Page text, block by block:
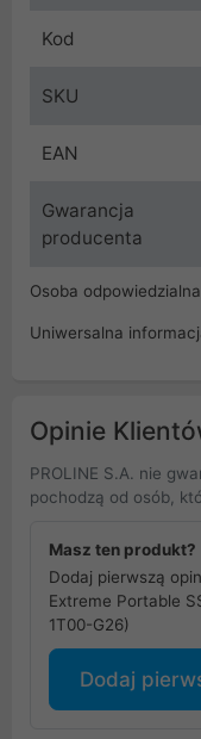
Kod
SKU
EAN
Gwarancja
producenta
Osoba
Uniwersalna
Opinie
PROLINE S.A. nie
pochodzą od osób,
Masz ten produkt?
Dodaj pierwszą
Extreme Portable
1T00-G26)
Dodaj